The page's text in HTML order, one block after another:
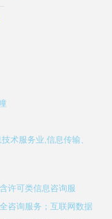
术服务业,信息传输、
许可类信息咨询服
咨询服务；互联网数据